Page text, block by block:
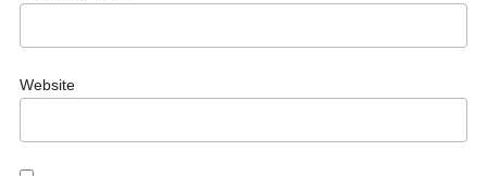
Website